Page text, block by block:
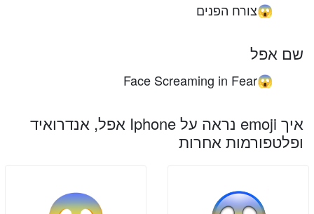
😱צורח הפנים
שם אפל
😱
Face Screaming in Fear
איך emoji נראה על Iphone אפל, אנדרואיד
ופלטפורמות אחרות